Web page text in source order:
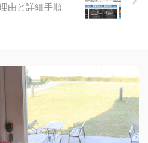
由と詳細手順